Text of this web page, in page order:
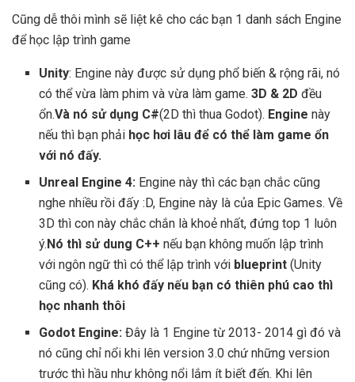
Cũng dễ thôi mình sẽ liệt kê cho các bạn 1 danh sách Engine
để học lập trình game
Unity: Engine này được sử dụng phổ biến & rộng rãi, nó
có thể vừa làm phim và vừa làm game.3D & 2D đều
ổn.Và nó sử dụng C#(2D thì thua Godot). Engine này
nếu thì bạn phải học hơi lâu để có thể làm game ổn
với nó đấy.
Unreal Engine 4: Engine này thì các bạn chắc cũng
nghe nhiều rồi đấy :D, Engine này là của Epic Games. Về
3D thì con này chắc chắn là khoẻ nhất, đứng top 1 luôn
ý.Nó thì sử dung C++ nếu bạn không muốn lập trình
với ngôn ngữ thì có thể lập trình với blueprint (Unity
cũng có). Khá khó đấy nếu bạn có thiên phú cao thì
học nhanh thôi
Godot Engine: Đây là 1 Engine từ 2013- 2014 gì đó và
nó cũng chỉ nổi khi lên version 3.0 chứ những version
trước thì hầu như không nổi lắm ít biết đến. Khi lên